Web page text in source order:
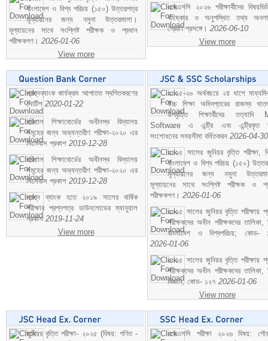
বাংলাদেশ ও বিশ্ব পরিচয় (১৫০) উত্তরপত্র
মূল্যায়নের জন্য নমুনা উত্তরমালা।
মূল্যায়নের সাথে সংশ্লিষ্ট পরীক্ষক ও প্রধান
পরীক্ষকগণ। 2026-01-06
View more
এসএসসি ২০২৬ পরীক্ষার্থীদের
বহিষ্কার ও অনুপস্থিত তথ্য
প্রেরণ প্রসঙ্গে। 2026-06-10
View more
প্রশ্নব্যাংক কার্যক্রম আপাতত স্থগিতকরণের
নোটিশ 2020-01-22
বরিশাল শিক্ষাবোর্ডের অধীনস্থ বিদ্যালয়
সমূহের জন্য অভ্যন্তরীণ পরীক্ষা-২০২০ এর
সিলেবাস প্রকাশ 2019-12-28
বরিশাল শিক্ষাবোর্ডের অধীনস্থ বিদ্যালয়
সমূহের জন্য অভ্যন্তরীণ পরীক্ষা-২০২০ এর
সিলেবাস প্রকাশ 2019-12-28
প্রশ্ন ব্যাংক হতে ২০১৯ সালের বার্ষিক
পরীক্ষার প্রশ্নপত্র ডাউনলোডের ম্যানুয়াল
প্রকাশ 2019-11-24
View more
২০২৫-২৬ অর্থবছরে ২য় ধাপে
উচ্চ শিক্ষা অধিদপ্তরের রাজস্ব
উপবৃত্তি শিক্ষার্থীদের তত্যাদি
Software এ এন্ট্রি এবং এন্ট্রিকৃত
সংশোধনের সময়সীমা বর্ধিতকরন 2026-04-30
২০২৫ সালের জুনিয়র বৃত্তি পরীক্ষা,
বাংলাদেশ ও বিশ্ব পরিচয় (১৫০)
মূল্যায়নের জন্য নমুনা
মূল্যায়নের সাথে সংশ্লিষ্ট পরীক্ষক ও
পরীক্ষকগণ। 2026-01-06
২০২৫ সালের জুনিয়র বৃত্তি পরীক্ষায়
পরীক্ষকদের অধীন পরীক্ষকদের তালিকা,
বাংলাদেশ ও বিশ্বপরিচয়; কোড-
2026-01-06
২০২৫ সালের জুনিয়র বৃত্তি পরীক্ষায়
পরীক্ষকদের অধীন পরীক্ষকদের তালিকা,
বিজ্ঞান; কোড- ১২৭ 2026-01-06
View more
জুনিয়র বৃত্তি পরীক্ষা- ২০২৫ (বিষয়: গণিত -
এসএসসি পরীক্ষা ২০২৬ বিষয়: